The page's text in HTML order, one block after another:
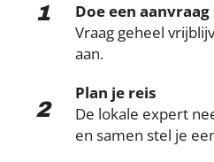
1
Doe een aanvraag
Vraag geheel
aan.
2
Plan je reis
De lokale expert
en samen stel je